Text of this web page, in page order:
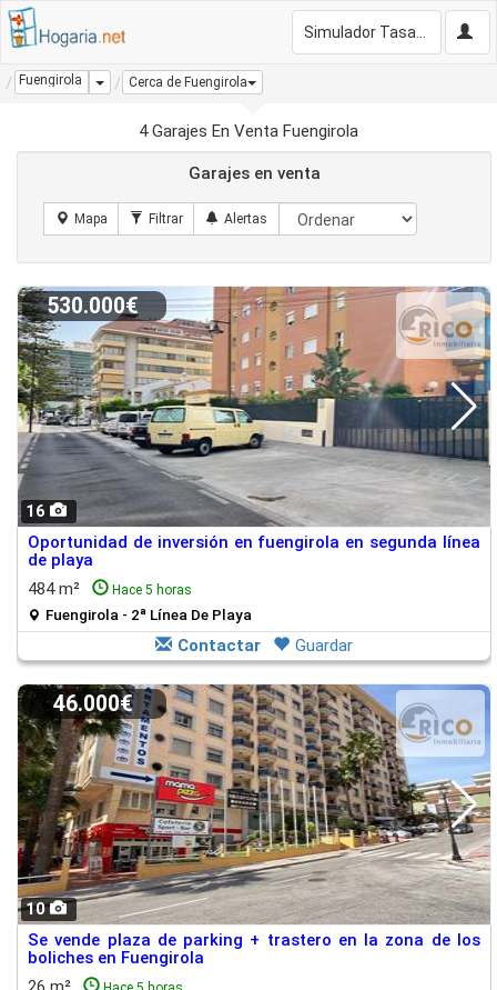
Fuengirola Dropdown
Cerca de Fuengirola
4 Garajes En Venta Fuengirola
Garajes en venta
16
530.000€
Oportunidad de inversión en fuengirola en segunda línea
de playa
484 m²
Hace 5 horas
Fuengirola - 2ª Línea De Playa
Contactar Guardar
10
46.000€
Se vende plaza de parking + trastero en la zona de los
boliches en Fuengirola